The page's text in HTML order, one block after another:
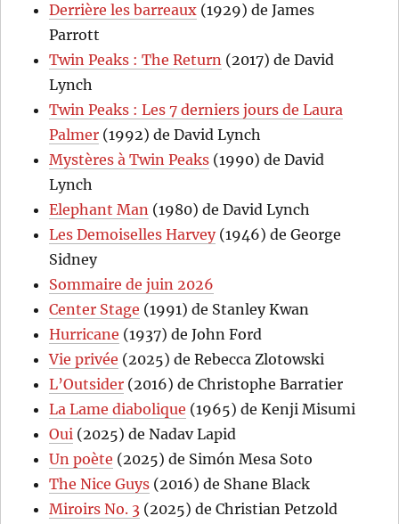
Derrière les barreaux (1929) de James
Parrott
Twin Peaks : The Return (2017) de David
Lynch
Twin Peaks : Les 7 derniers jours de Laura
Palmer (1992) de David Lynch
Mystères à Twin Peaks (1990) de David
Lynch
Elephant Man (1980) de David Lynch
Les Demoiselles Harvey(1946) de George
Sidney
Sommaire de juin 2026
Center Stage (1991) de Stanley Kwan
Hurricane (1937) de John Ford
Vie privée (2025) de Rebecca Zlotowski
L’Outsider (2016) de Christophe Barratier
La Lame diabolique (1965) de Kenji Misumi
Oui (2025) de Nadav Lapid
Un poète (2025) de Simón Mesa Soto
The Nice Guys (2016) de Shane Black
Miroirs No. 3 (2025) de Christian Petzold